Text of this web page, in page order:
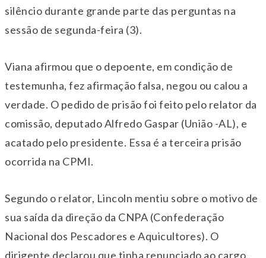
silêncio durante grande parte das perguntas na
sessão de segunda-feira (3).
Viana afirmou que o depoente, em condição de
testemunha, fez afirmação falsa, negou ou calou a
verdade. O pedido de prisão foi feito pelo relator da
comissão, deputado Alfredo Gaspar (União -AL), e
acatado pelo presidente. Essa é a terceira prisão
ocorrida na CPMI.
Segundo o relator, Lincoln mentiu sobre o motivo de
sua saída da direção da CNPA (Confederação
Nacional dos Pescadores e Aquicultores). O
dirigente declarou que tinha renunciado ao cargo,